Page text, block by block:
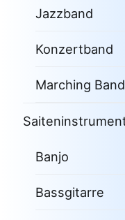
Jazzband
Konzertband
Marching Band
Banjo
Bassgitarre